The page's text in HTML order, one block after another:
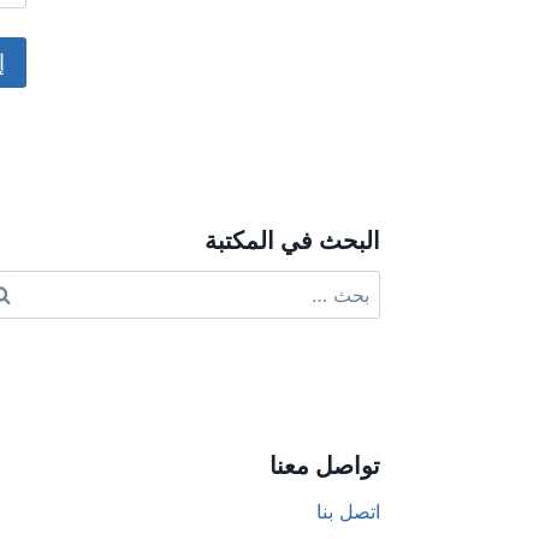
البحث في المكتبة
عن:
تواصل معنا
اتصل بنا